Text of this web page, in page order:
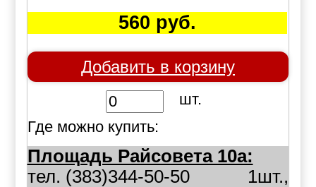
560 руб.
Добавить в корзину
шт.
Где можно купить:
Площадь Райсовета 10а:
1шт.,
тел. (383)344-50-50